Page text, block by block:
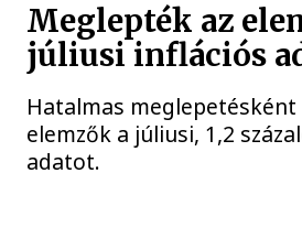
Meglepték az
júliusi inflációs
Hatalmas
elemzők a júliusi, 1,2
adatot.